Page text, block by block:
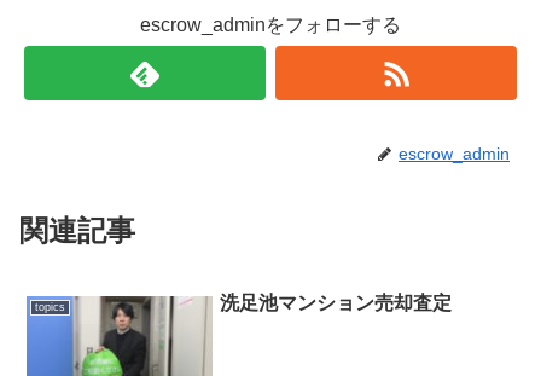
escrow_adminをフォローする
escrow_admin
関連記事
topics 洗足池マンション売却査定